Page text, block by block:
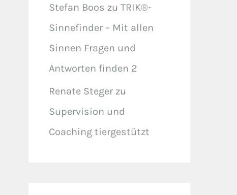
Stefan Boos zu TRIK®-
Sinnefinder – Mit allen
Sinnen Fragen und
Antworten finden 2
Renate Steger zu
Supervision und
Coaching tiergestützt